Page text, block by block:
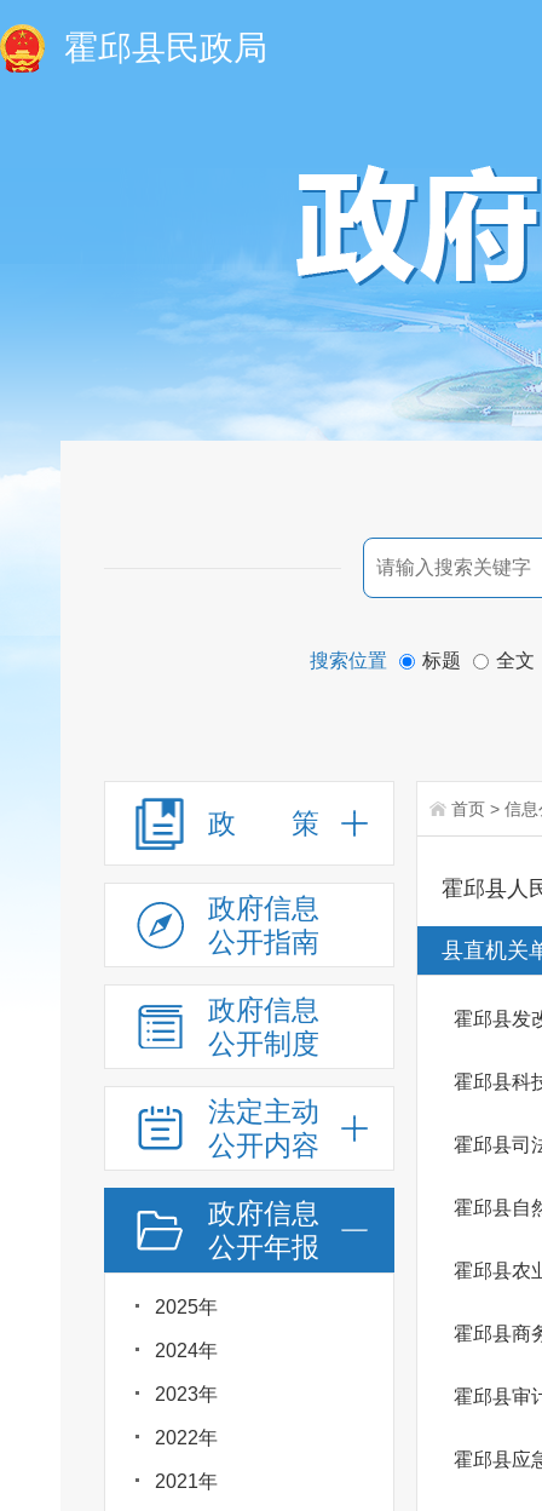
霍邱县民政局
搜索位置 标题 全文
政 策
政府信息
公开指南
政府信息
公开制度
法定主动
公开内容
政府信息
公开年报
2025年
2024年
2023年
2022年
2021年
首页 > 信息
霍邱县人
县直机关
霍邱县发
霍邱县科
霍邱县司
霍邱县自
霍邱县商
霍邱县审
霍邱县应